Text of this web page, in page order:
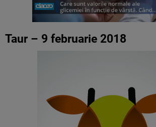
Taur – 9 februarie 2018